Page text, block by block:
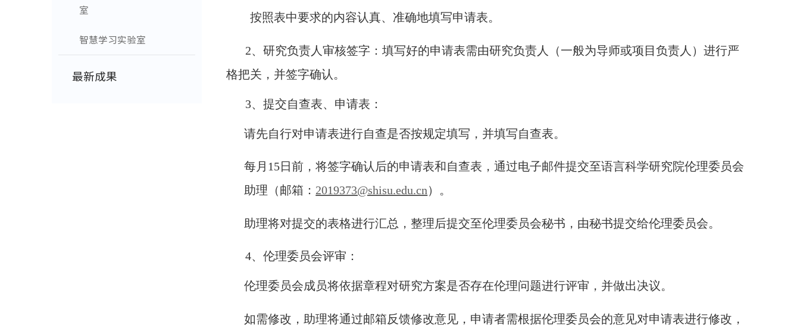
室
智慧学习实验室
最新成果
按照表中要求的内容认真、准确地填写申请表。
2、研究负责人审核签字：填写好的申请表需由研究负责人（一般为导师或项目负责人）进行严
格把关，并签字确认。
3、提交自查表、申请表：
请先自行对申请表进行自查是否按规定填写，并填写自查表。
每月15日前，将签字确认后的申请表和自查表，通过电子邮件提交至语言科学研究院伦理委员会
助理（邮箱： 2019373@shisu.edu.cn）。
助理将对提交的表格进行汇总，整理后提交至伦理委员会秘书，由秘书提交给伦理委员会。
4、伦理委员会评审：
伦理委员会成员将依据章程对研究方案是否存在伦理问题进行评审，并做出决议。
如需修改，助理将通过邮箱反馈修改意见，申请者需根据伦理委员会的意见对申请表进行修改，